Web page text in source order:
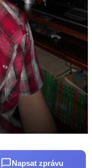
Napsat zprávu